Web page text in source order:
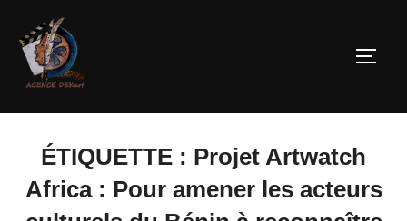
ÉTIQUETTE : Projet Artwatch
Africa : Pour amener les acteurs